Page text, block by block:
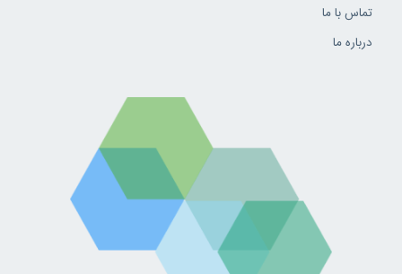
تماس با ما
درباره ما